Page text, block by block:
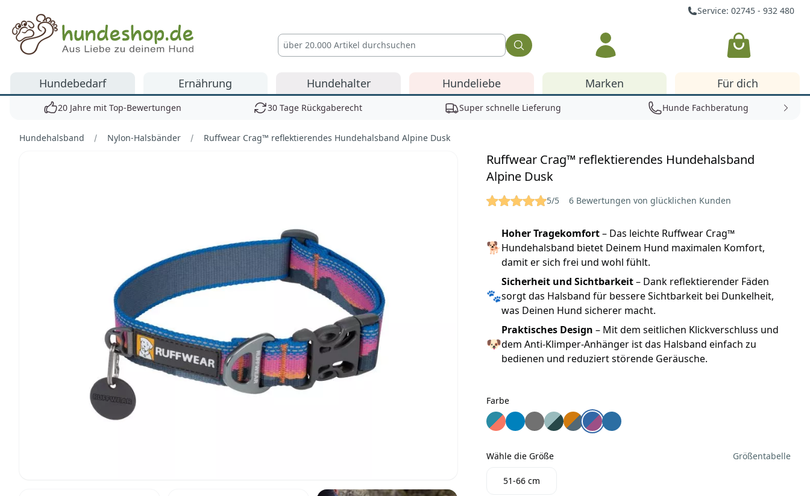
Service: 02745 - 932 480
Hundeshop.de
Warenkorb
Hundebedarf Ernährung Hundehalter Hundeliebe Marken Für dich
20 Jahre mit Top-Bewertungen 30 Tage Rückgaberecht Super schnelle Lieferung Hunde Fachberatung
Hundehalsband Nylon-Halsbänder Ruffwear Crag™ reflektierendes Hundehalsband Alpine Dusk
Ruffwear Crag™ reflektierendes Hundehalsband
Alpine Dusk
Reviews 5/5 6 Bewertungen von glücklichen Kunden
🐕
Hoher Tragekomfort– Das leichte Ruffwear Crag™
Hundehalsband bietet Deinem Hund maximalen Komfort,
damit er sich frei und wohl fühlt.
🐾
Sicherheit und Sichtbarkeit– Dank reflektierender Fäden
sorgt das Halsband für bessere Sichtbarkeit bei Dunkelheit,
was Deinen Hund sicherer macht.
🐶
Praktisches Design – Mit dem seitlichen Klickverschluss und
dem Anti-Klimper-Anhänger ist das Halsband einfach zu
bedienen und reduziert störende Geräusche.
Farbe
Farbe
Ruffwear Crag™ reflektierendes Hundehalsband Sunset
Ruffwear Crag™ reflektierendes Hundehalsband Blue Dusk
Ruffwear Crag™ reflektierendes Hundehalsband granite gray
Ruffwear Crag™ reflektierendes Hundehalsband Grassy
Ruffwear Crag™ reflektierendes Hundehalsband
Ruffwear Crag™ reflektierendes Hundehalsband
Ruffwear Crag™ reflektierendes
Wähle die Größe Größentabelle
51-66 cm